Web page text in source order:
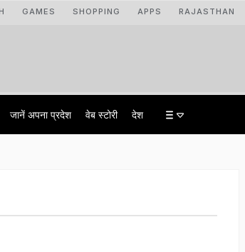
GAMES SHOPPING APPS RAJASTHAN
जानें अपना प्रदेश वेब स्टोरी देश